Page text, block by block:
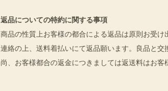
返品についての特約に関する事項
商品の性質上お客様の都合による返品は原則お受
連絡の上、送料着払いにて返品願います。良品と交
尚、お客様都合の返金につきましては返送料はお客